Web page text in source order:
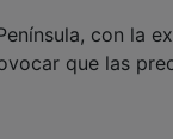
con la
que las